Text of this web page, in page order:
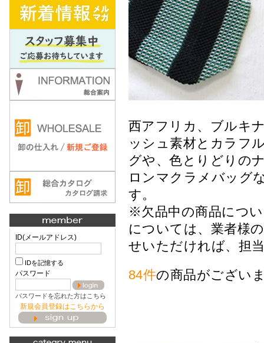
ID(メールアドレス)
IDを記憶する
パスワード
パスワードを忘れた方はこちら
新規会員登録はこちらから
西アフリカ、ブルキ
ッシュ素材とカラフ
グや、色とりどりの
ロンマクラメバッグ
す。
※欠品中の商品につ
については、業者様
せいただければ、担
84件の商品がござい